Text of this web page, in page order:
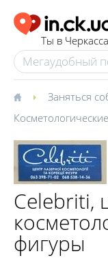
Ты в
Заняться
Celebriti,
фигуры